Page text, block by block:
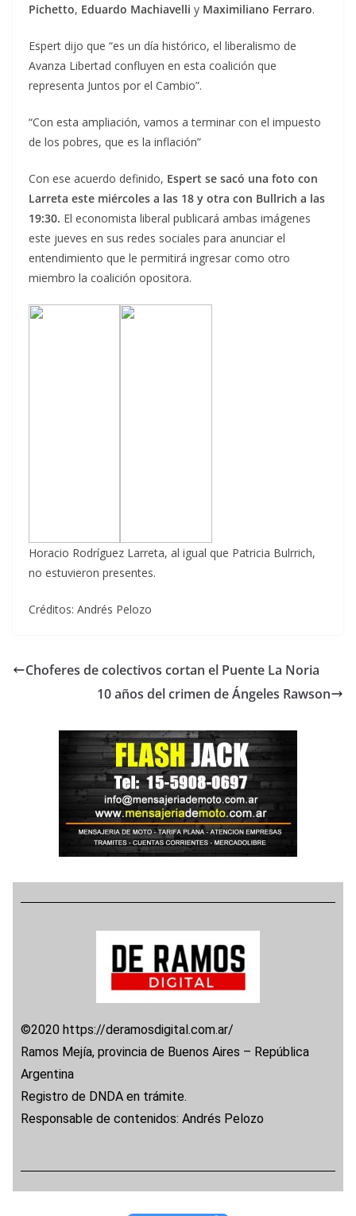
Pichetto, Eduardo Machiavelli y Maximiliano Ferraro.
Espert dijo que “es un día histórico, el liberalismo de
Avanza Libertad confluyen en esta coalición que
representa Juntos por el Cambio”.
“Con esta ampliación, vamos a terminar con el impuesto
de los pobres, que es la inflación”
Con ese acuerdo definido, Espert se sacó una foto con
Larreta este miércoles a las 18 y otra con Bullrich a las
19:30. El economista liberal publicará ambas imágenes
este jueves en sus redes sociales para anunciar el
entendimiento que le permitirá ingresar como otro
miembro la coalición opositora.
Horacio Rodríguez Larreta, al igual que Patricia Bulrrich,
no estuvieron presentes.
Créditos: Andrés Pelozo
Choferes de colectivos cortan el Puente La Noria
10 años del crimen de Ángeles Rawson
©2020 https://deramosdigital.com.ar/
Ramos Mejía, provincia de Buenos Aires – República
Argentina
Registro de DNDA en trámite.
Responsable de contenidos: Andrés Pelozo